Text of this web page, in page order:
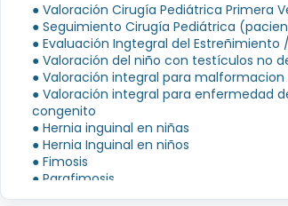
● Valoración Cirugía Pediátrica Primera
● Seguimiento Cirugía Pediátrica
● Evaluación Ingtegral del
● Valoración del niño con testículos no
● Valoración integral para
● Valoración integral para enfermedad
congenito
● Hernia inguinal en niñas
● Hernia Inguinal en niños
● Fimosis
● Parafimosis
● Orquidopexia